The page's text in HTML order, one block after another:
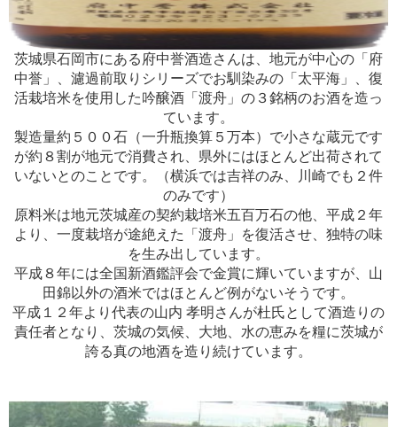
茨城県石岡市にある府中誉酒造さんは、地元が中心の「府
中誉」、濾過前取りシリーズでお馴染みの「太平海」、復
活栽培米を使用した吟醸酒「渡舟」の３銘柄のお酒を造っ
ています。
製造量約５００石（一升瓶換算５万本）で小さな蔵元です
が約８割が地元で消費され、県外にはほとんど出荷されて
いないとのことです。（横浜では吉祥のみ、川崎でも２件
のみです）
原料米は地元茨城産の契約栽培米五百万石の他、平成２年
より、一度栽培が途絶えた「渡舟」を復活させ、独特の味
を生み出しています。
平成８年には全国新酒鑑評会で金賞に輝いていますが、山
田錦以外の酒米ではほとんど例がないそうです。
平成１２年より代表の山内 孝明さんが杜氏として酒造りの
責任者となり、茨城の気候、大地、水の恵みを糧に茨城が
誇る真の地酒を造り続けています。